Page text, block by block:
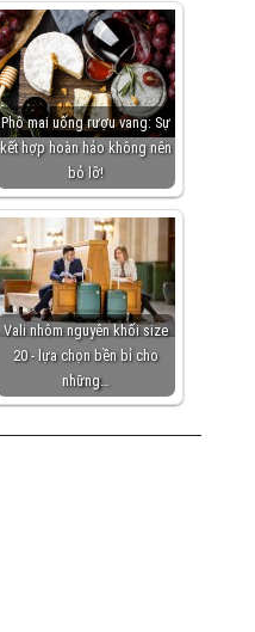
Phô mai uống rượu vang: Sự
kết hợp hoàn hảo không nên
bỏ lỡ!
Vali nhôm nguyên khối size
20 - lựa chọn bền bỉ cho
những…